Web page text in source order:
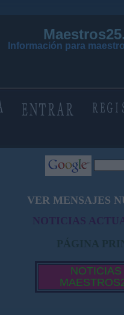
Información para
VER MENSAJES
NOTICIAS
PÁGINA
NOTICIAS